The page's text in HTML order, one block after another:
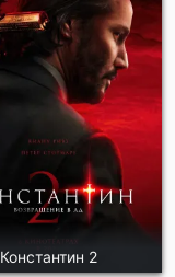
Константин 2